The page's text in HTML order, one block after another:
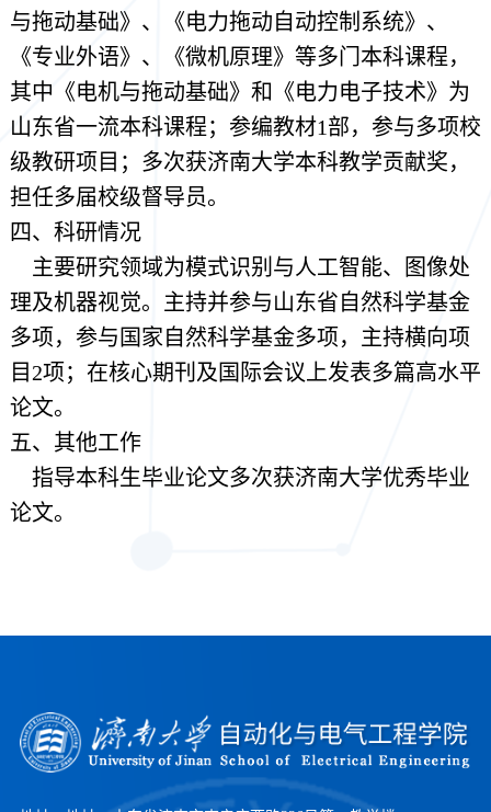
与拖动基础》、《电力拖动自动控制系统》、
《专业外语》、《微机原理》等多门本科课程，
其中《电机与拖动基础》和《电力电子技术》为
山东省一流本科课程；参编教材1部，参与多项校
级教研项目；多次获济南大学本科教学贡献奖，
担任多届校级督导员。
四、科研情况
主要研究领域为模式识别与人工智能、图像处
理及机器视觉。主持并参与山东省自然科学基金
多项，参与国家自然科学基金多项，主持横向项
目2项；在核心期刊及国际会议上发表多篇高水平
论文。
五、其他工作
指导本科生毕业论文多次获济南大学优秀毕业
论文。